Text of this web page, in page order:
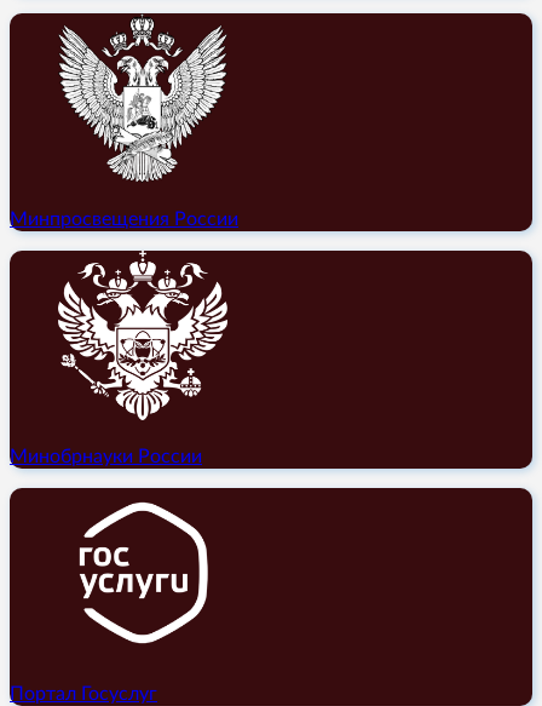
Минпросвещения России
Минобрнауки России
Портал Госуслуг